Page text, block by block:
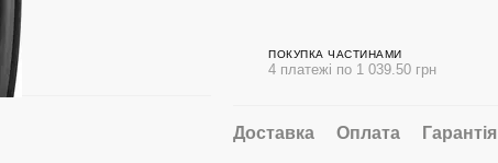
ПОКУПКА ЧАСТИНАМИ
4 платежі по 1 039.50 грн
Доставка Оплата Гарантія